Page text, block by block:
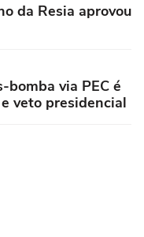
da Resia aprovou
bomba via PEC é
veto presidencial